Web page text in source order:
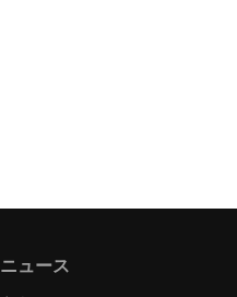
ニュース